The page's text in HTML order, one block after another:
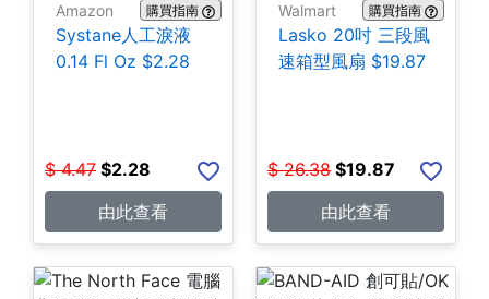
Amazon 購買指南
Systane人工淚液
0.14 Fl Oz $2.28
$ 4.47 $2.28
由此查看
Walmart 購買指南
Lasko 20吋 三段風
速箱型風扇 $19.87
$ 26.38 $19.87
由此查看